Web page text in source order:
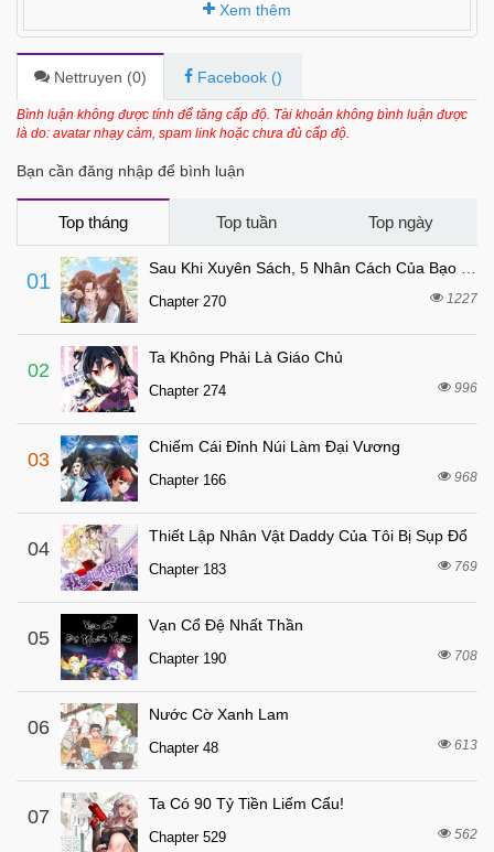
Chapter 46 3 tháng trước
Chapter 45 3 tuần trước
Chapter 44 3 tháng trước
4 tháng trước
Chapter 41 4 tháng trước
Chapter 40
Chapter 39
Chapter 38
Chapter 37 5 tháng trước
Chapter 36
Chapter 35
Chapter 34
Chapter 33 6 tháng trước
Chapter 32 6 tháng trước
Chapter 31
Chapter 30 7 tháng trước
Chapter 29
Chapter 28 7 tháng trước
Chapter 27
Chapter 26
Chapter 25 7 tháng trước
Chapter 24
Xem thêm
Nettruyen (0) Facebook ()
Bình luận không được tính để tăng cấp độ. Tài khoản không bình luận được
là do: avatar nhạy cảm, spam link hoặc chưa đủ cấp độ.
Bạn cần đăng nhập để bình luận
Top tháng Top tuần Top ngày
01
Chapter 270 1227
02
Ta Không Phải Là Giáo Chủ
Chapter 274 996
03
Chiếm Cái Đỉnh Núi Làm Đại Vương
Chapter 166 968
04
Thiết Lập Nhân Vật Daddy Của Tôi Bị Sụp Đổ
Chapter 183 769
05
Vạn Cổ Đệ Nhất Thần
Chapter 190 708
06
Nước Cờ Xanh Lam
Chapter 48 613
07
Ta Có 90 Tỷ Tiền Liếm Cẩu!
Chapter 529 562